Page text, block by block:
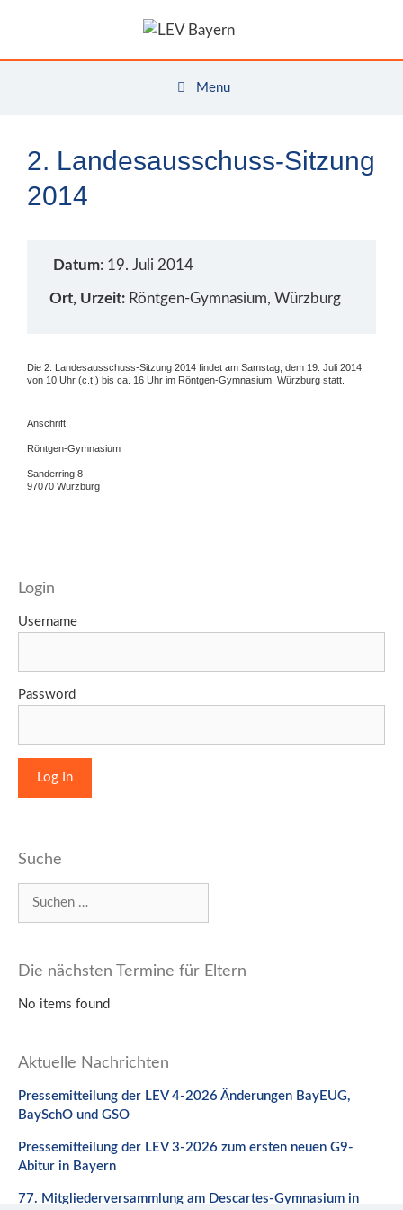
Menu
2. Landesausschuss-Sitzung
2014
Datum: 19. Juli 2014
Ort, Urzeit: Röntgen-Gymnasium, Würzburg
Die 2. Landesausschuss-Sitzung 2014 findet am Samstag, dem 19. Juli 2014
von 10 Uhr (c.t.) bis ca. 16 Uhr im Röntgen-Gymnasium, Würzburg statt.
Anschrift:
Röntgen-Gymnasium
Sanderring 8
97070 Würzburg
Login
Username
Password
Suche
Die nächsten Termine für Eltern
No items found
Aktuelle Nachrichten
Pressemitteilung der LEV 4-2026 Änderungen BayEUG,
BaySchO und GSO
Pressemitteilung der LEV 3-2026 zum ersten neuen G9-
Abitur in Bayern
77. Mitgliederversammlung am Descartes-Gymnasium in